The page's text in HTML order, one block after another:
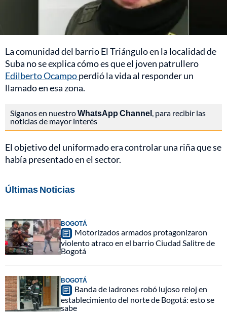
La comunidad del barrio El Triángulo en la localidad de
Suba no se explica cómo es que el joven patrullero
Edilberto Ocampoperdió la vida al responder un
llamado en esa zona.
Síganos en nuestroWhatsApp Channel , para recibir las
noticias de mayor interés
El objetivo del uniformado era controlar una riña que se
había presentado en el sector.
Últimas Noticias
BOGOTÁ
Motorizados armados protagonizaron
violento atraco en el barrio Ciudad Salitre de
Bogotá
BOGOTÁ
Banda de ladrones robó lujoso reloj en
establecimiento del norte de Bogotá: esto se
sabe